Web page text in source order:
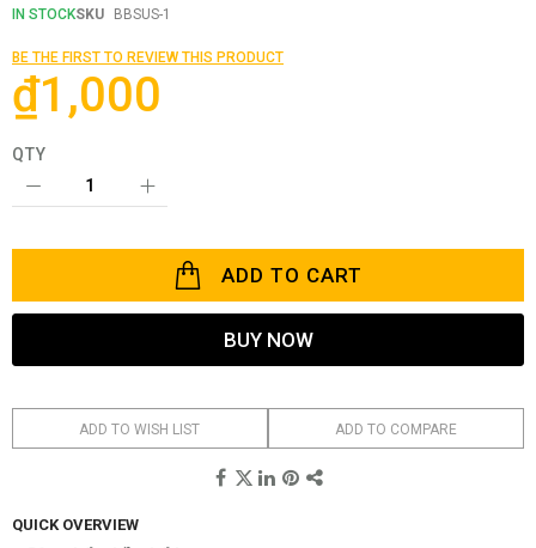
of
images
gallery
IN STOCKSKU BBSUS-1
BE THE FIRST TO REVIEW THIS PRODUCT
₫1,000
QTY
ADD TO CART
BUY NOW
ADD TO WISH LIST ADD TO COMPARE
QUICK OVERVIEW